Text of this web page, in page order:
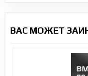
ВАС МОЖЕТ